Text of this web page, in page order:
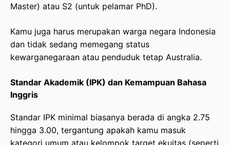
Master) atau S2 (untuk pelamar PhD).
Kamu juga harus merupakan warga negara Indonesia
dan tidak sedang memegang status
kewarganegaraan atau penduduk tetap Australia.
Standar Akademik (IPK) dan Kemampuan Bahasa
Inggris
Standar IPK minimal biasanya berada di angka 2.75
hingga 3.00, tergantung apakah kamu masuk
kategori umum atau kelompok target ekuitas (seperti